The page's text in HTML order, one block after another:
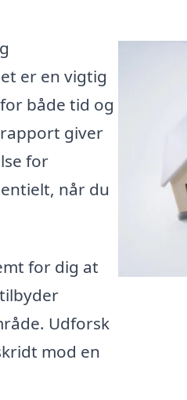
er en vigtig
både tid og
giver
for
når du
for dig at
Udforsk
mod en